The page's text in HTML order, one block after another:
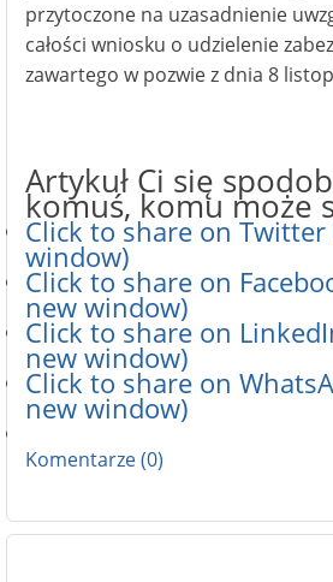
przytoczone na uzasadnienie
całości wniosku o udzielenie
zawartego w pozwie z dnia 8
Artykuł Ci się
komuś, komu może
Click to share on
window)
Click to share on
new window)
Click to share on
new window)
Click to share on
new window)
Komentarze (0)